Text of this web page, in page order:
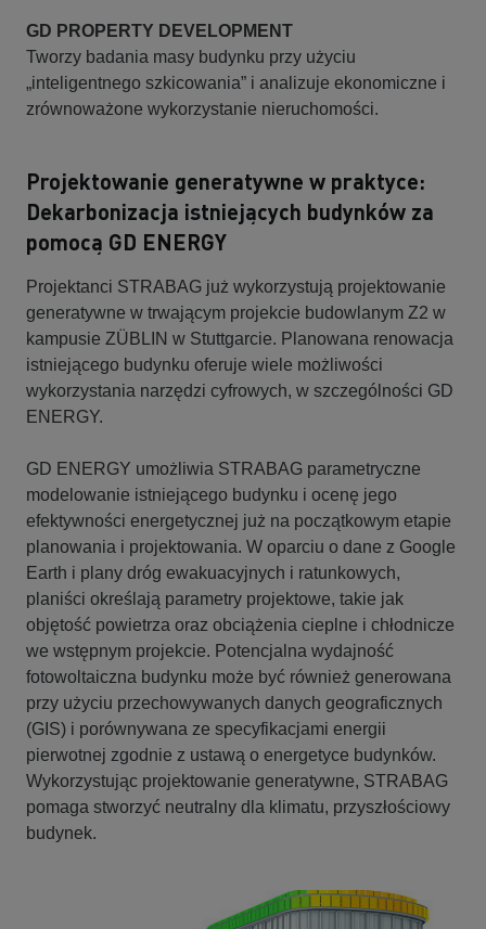
GD PROPERTY DEVELOPMENT
Tworzy badania masy budynku przy użyciu
„inteligentnego szkicowania” i analizuje ekonomiczne i
zrównoważone wykorzystanie nieruchomości.
Projektowanie generatywne w praktyce:
Dekarbonizacja istniejących budynków za
pomocą GD ENERGY
Projektanci STRABAG już wykorzystują projektowanie
generatywne w trwającym projekcie budowlanym Z2 w
kampusie ZÜBLIN w Stuttgarcie. Planowana renowacja
istniejącego budynku oferuje wiele możliwości
wykorzystania narzędzi cyfrowych, w szczególności GD
ENERGY.
GD ENERGY umożliwia STRABAG parametryczne
modelowanie istniejącego budynku i ocenę jego
efektywności energetycznej już na początkowym etapie
planowania i projektowania. W oparciu o dane z Google
Earth i plany dróg ewakuacyjnych i ratunkowych,
planiści określają parametry projektowe, takie jak
objętość powietrza oraz obciążenia cieplne i chłodnicze
we wstępnym projekcie. Potencjalna wydajność
fotowoltaiczna budynku może być również generowana
przy użyciu przechowywanych danych geograficznych
(GIS) i porównywana ze specyfikacjami energii
pierwotnej zgodnie z ustawą o energetyce budynków.
Wykorzystując projektowanie generatywne, STRABAG
pomaga stworzyć neutralny dla klimatu, przyszłościowy
budynek.